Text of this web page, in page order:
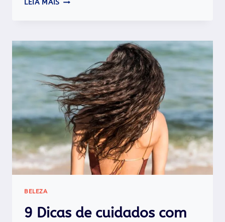
LEIA MAIS
CABELO
DO
CLORO
DA
PISCINA!
BELEZA
9 Dicas de cuidados com